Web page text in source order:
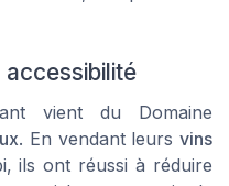
vient du Domaine
. En vendant leursvins
ils ont réussi à réduire